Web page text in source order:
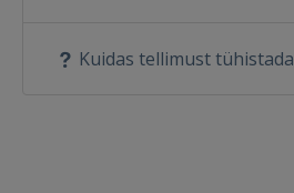
Kuidas tellimust tühistada